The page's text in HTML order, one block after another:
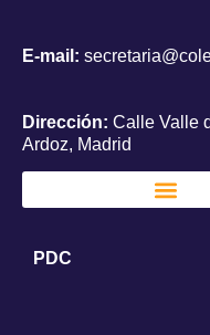
E-mail:
Dirección: Calle Valle
Ardoz, Madrid
PDC